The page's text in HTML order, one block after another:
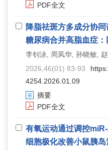
PDF全文
降脂祛斑方多成分协
糖尿病合并高脂血症
李钊泳, 周凤华, 孙晓敏,
2026,46(01) 83-93
4254.2026.01.09
摘要
PDF全文
有氧运动通过调控
细胞极化改善小鼠胰岛